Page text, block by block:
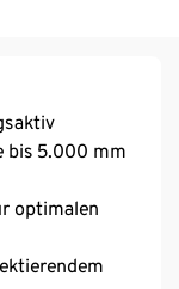
bis 5.000 mm
optimalen